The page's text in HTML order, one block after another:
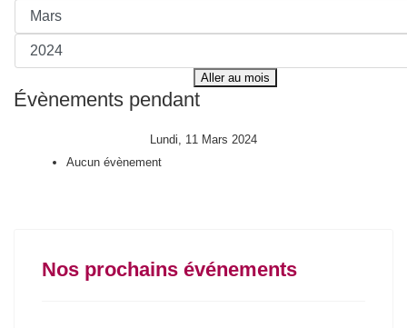
Aller au mois
Évènements pendant
Lundi, 11 Mars 2024
Aucun évènement
Nos prochains événements